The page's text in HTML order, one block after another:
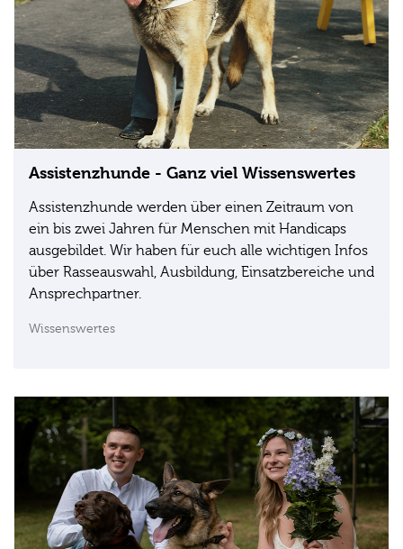
Assistenzhunde - Ganz viel Wissenswertes
Assistenzhunde werden über einen Zeitraum von
ein bis zwei Jahren für Menschen mit Handicaps
ausgebildet. Wir haben für euch alle wichtigen Infos
über Rasseauswahl, Ausbildung, Einsatzbereiche und
Ansprechpartner.
Wissenswertes